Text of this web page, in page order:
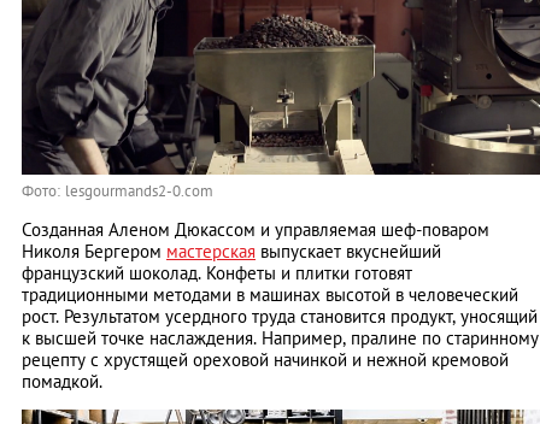
Фото: lesgourmands2-0.com
Созданная Аленом Дюкассом и управляемая шеф-поваром
Николя Бергером мастерская выпускает вкуснейший
французский шоколад. Конфеты и плитки готовят
традиционными методами в машинах высотой в человеческий
рост. Результатом усердного труда становится продукт, уносящий
к высшей точке наслаждения. Например, пралине по старинному
рецепту с хрустящей ореховой начинкой и нежной кремовой
помадкой.